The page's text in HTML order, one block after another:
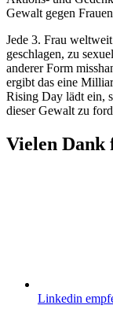
Gewalt gegen
Jede 3. Frau
geschlagen, zu
anderer Form
ergibt das eine
Rising Day lädt ein,
dieser Gewalt zu
Vielen Dank
Linkedin